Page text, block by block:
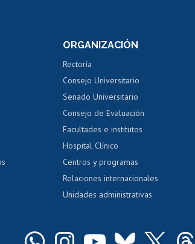
notas
alumnos
exalumnos
grados
Perfeccionamiento
Evaluación docente
Calificación académica
Postulación al AUCAI
ORGANIZACIÓN
Rectoría
Consejo Universitario
Senado Universitario
Consejo de Evaluación
Facultades e institutos
Hospital Clínico
Centros y programas
Relaciones internacionales
Unidades administrativas